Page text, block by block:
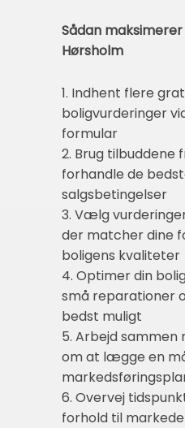
Sådan
Hørsholm
1. Indhent flere
boligvurderinger
formular
2. Brug
forhandle de
salgsbetingelser
3. Vælg
der matcher dine
boligens kvaliteter
4. Optimer din
små reparationer
bedst muligt
5. Arbejd
om at lægge en
6. Overvej
forhold til